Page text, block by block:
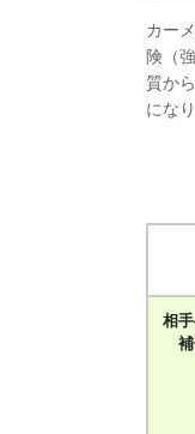
カー
険（
質か
にな
相